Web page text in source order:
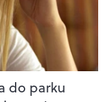
do parku